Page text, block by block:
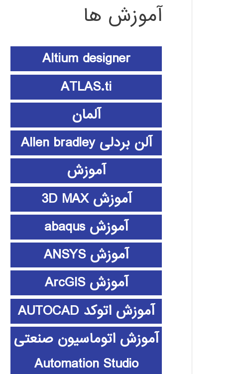
آموزش ها
Altium designer
ATLAS.ti
آلمان
آلن بردلی Allen bradley
آموزش
آموزش 3D MAX
آموزش abaqus
آموزش ANSYS
آموزش ArcGIS
آموزش اتوکد AUTOCAD
آموزش اتوماسیون صنعتی
Automation Studio